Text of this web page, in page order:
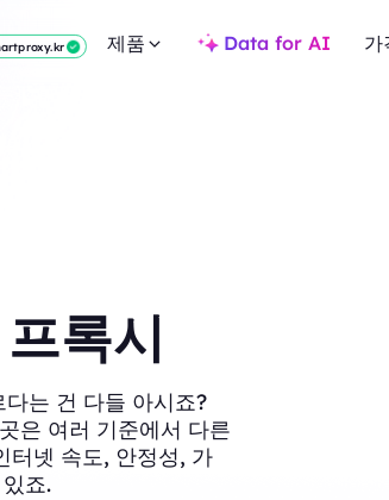
제품 Data for AI 가
록시
는 건 다들 아시죠?
여러 기준에서 다른
터넷 속도, 안정성, 가
죠.